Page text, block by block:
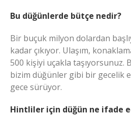
Bu düğünlerde bütçe nedir?
Bir buçuk milyon dolardan
kadar çıkıyor. Ulaşım,
500 kişiyi uçakla taşıyorsunuz.
bizim düğünler gibi bir gecelik
gece sürüyor.
Hintliler için düğün ne ifade